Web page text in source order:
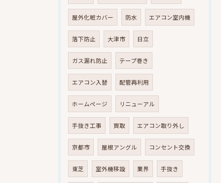
屋外化粧カバー 防水 エアコン室内機
落下防止 大津市 日立
ガス漏れ防止 テープ巻き
エアコン入替 配管再利用
ホームページ リニューアル
手抜き工事 買取 エアコン取り外し
京都市 屋根アングル コンセント交換
東芝 室外機移設 業界 手抜き